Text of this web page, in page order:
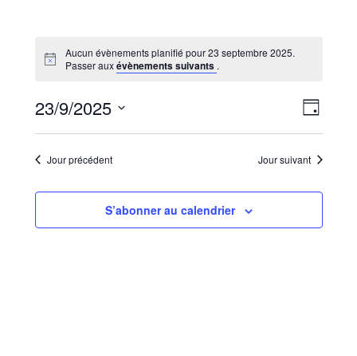
Aucun évènements planifié pour 23 septembre 2025.
Passer auxévènements suivants .
par
de
vues
Jour
23/9/2025
Sélectionnez
uneJour précédent Jour suivant
S’abonner au calendrier